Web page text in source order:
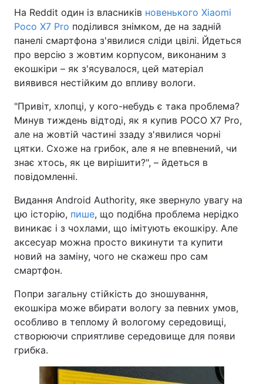
На Reddit один із власників новенького Xiaomi
Poco X7 Pro поділився знімком, де на задній
панелі смартфона з'явилися сліди цвілі. Йдеться
про версію з жовтим корпусом, виконаним з
екошкіри – як з'ясувалося, цей матеріал
виявився нестійким до впливу вологи.
"Привіт, хлопці, у кого-небудь є така проблема?
Минув тиждень відтоді, як я купив POCO X7 Pro,
але на жовтій частині ззаду з'явилися чорні
цятки. Схоже на грибок, але я не впевнений, чи
знає хтось, як це вирішити?", – йдеться в
повідомленні.
Видання Android Authority, яке звернуло увагу на
цю історію, пише, що подібна проблема нерідко
виникає і з чохлами, що імітують екошкіру. Але
аксесуар можна просто викинути та купити
новий на заміну, чого не скажеш про сам
смартфон.
Попри загальну стійкість до зношування,
екошкіра може вбирати вологу за певних умов,
особливо в теплому й вологому середовищі,
створюючи сприятливе середовище для появи
грибка.